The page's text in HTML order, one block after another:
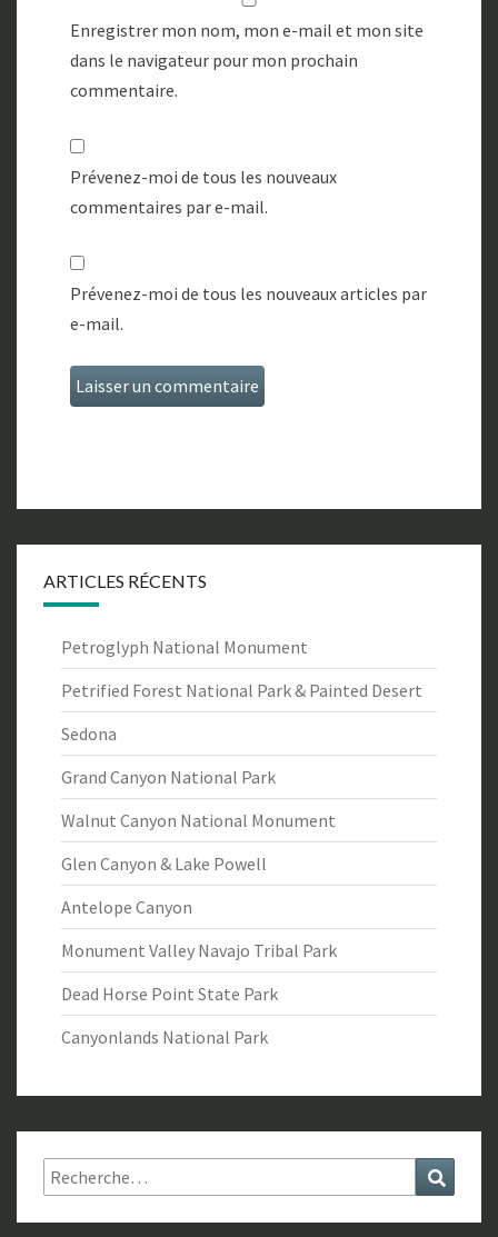
Enregistrer mon nom, mon e-mail et mon site
dans le navigateur pour mon prochain
commentaire.
Prévenez-moi de tous les nouveaux
commentaires par e-mail.
Prévenez-moi de tous les nouveaux articles par
e-mail.
ARTICLES RÉCENTS
Petroglyph National Monument
Petrified Forest National Park & Painted Desert
Sedona
Grand Canyon National Park
Walnut Canyon National Monument
Glen Canyon & Lake Powell
Antelope Canyon
Monument Valley Navajo Tribal Park
Dead Horse Point State Park
Canyonlands National Park
Rechercher :